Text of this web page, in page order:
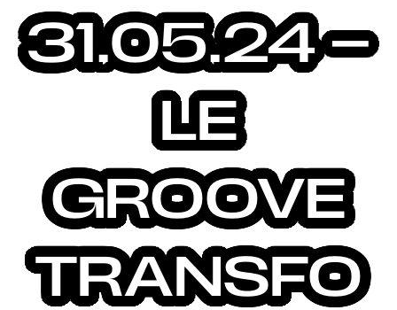
31.05.24 –
LE
GROOVE
TRANSFO